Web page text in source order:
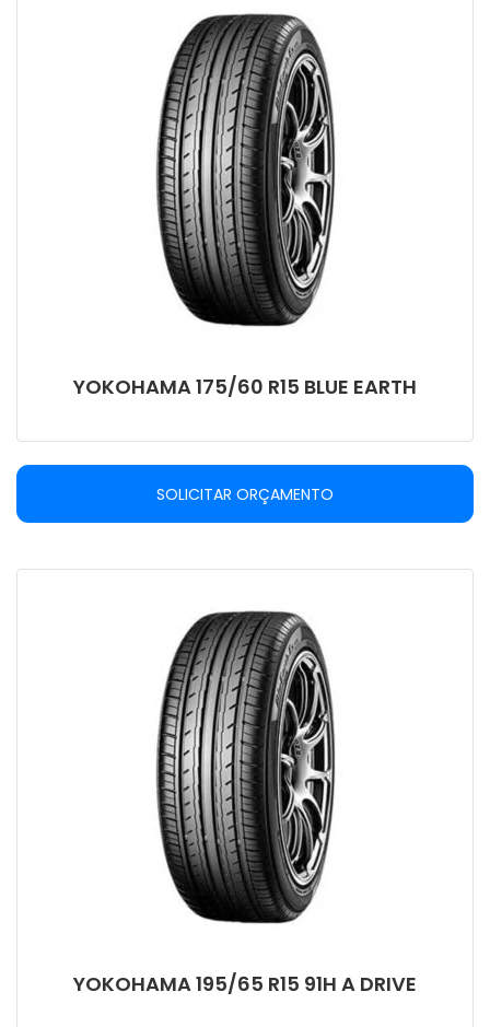
YOKOHAMA 175/60 R15 BLUE EARTH
SOLICITAR ORÇAMENTO
YOKOHAMA 195/65 R15 91H A DRIVE